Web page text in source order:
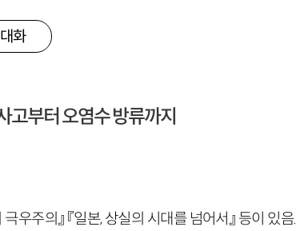
대화
고부터 오염수 방류까지
우주의』 『일본, 상실의 시대를 넘어서』 등이 있음.